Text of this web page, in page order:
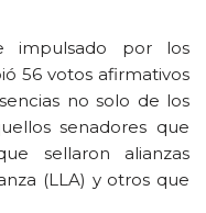
impulsado por los
56 votos afirmativos
no solo de los
senadores que
sellaron alianzas
(LLA) y otros que